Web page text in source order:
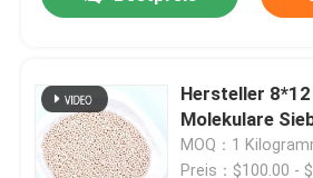
Produkte
Videos
Hersteller
Molekulare
MOQ：1
Preis：$100.00 -